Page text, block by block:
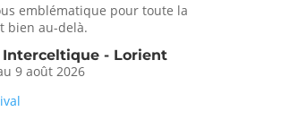
emblématique pour toute la
bien au-delà.
Interceltique - Lorient
9 août 2026